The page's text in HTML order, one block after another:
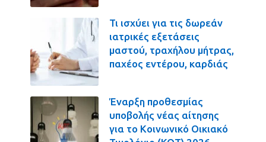
Τι ισχύει για τις δωρεάν
ιατρικές εξετάσεις
μαστού, τραχήλου μήτρας,
παχέος εντέρου, καρδιάς
Έναρξη προθεσμίας
υποβολής νέας αίτησης
για το Κοινωνικό Οικιακό